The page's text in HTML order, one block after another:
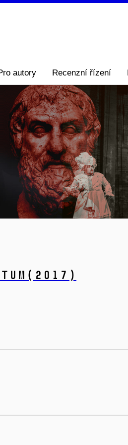
autory Recenzní řízení
(2017)